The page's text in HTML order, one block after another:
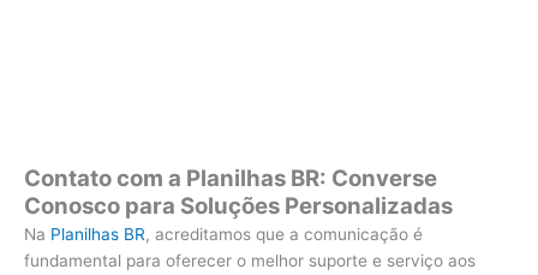
Contato com a Planilhas BR: Converse
Conosco para Soluções Personalizadas
Na Planilhas BR, acreditamos que a comunicação é
fundamental para oferecer o melhor suporte e serviço aos